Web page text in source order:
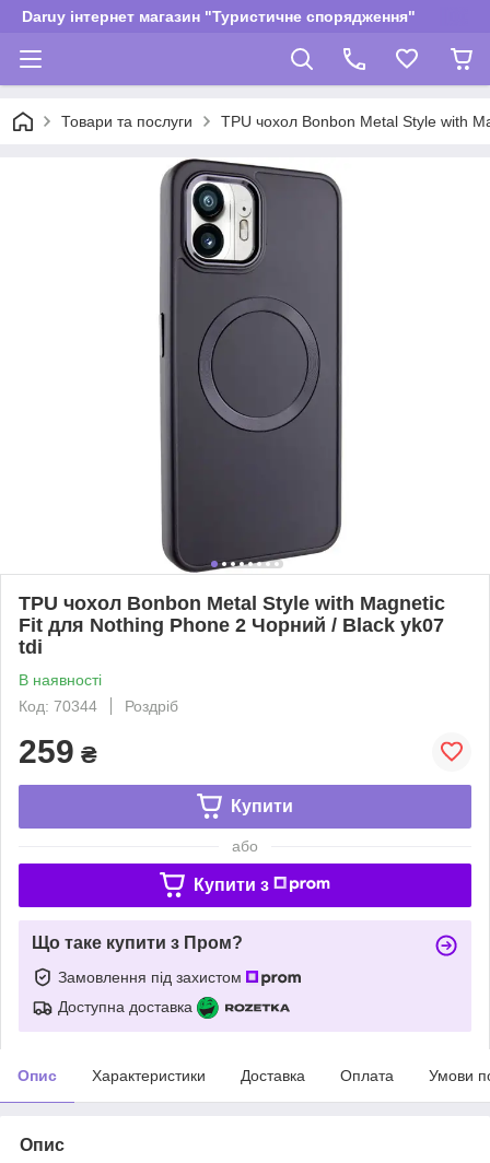
Daruy інтернет магазин "Туристичне спорядження"
Товари та послуги TPU чохол Bonbon Metal Style with
TPU чохол Bonbon Metal Style with Magnetic
Fit для Nothing Phone 2 Чорний / Black yk07
tdi
В наявності
Код: 70344
Роздріб
259 ₴
Купити
або
Купити з
Що таке купити з Пром?
Замовлення під захистом
Доступна доставка
Опис Характеристики Доставка Оплата Умови
Опис